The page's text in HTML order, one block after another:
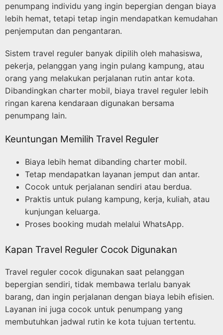
penumpang individu yang ingin bepergian dengan biaya
lebih hemat, tetapi tetap ingin mendapatkan kemudahan
penjemputan dan pengantaran.
Sistem travel reguler banyak dipilih oleh mahasiswa,
pekerja, pelanggan yang ingin pulang kampung, atau
orang yang melakukan perjalanan rutin antar kota.
Dibandingkan charter mobil, biaya travel reguler lebih
ringan karena kendaraan digunakan bersama
penumpang lain.
Keuntungan Memilih Travel Reguler
Biaya lebih hemat dibanding charter mobil.
Tetap mendapatkan layanan jemput dan antar.
Cocok untuk perjalanan sendiri atau berdua.
Praktis untuk pulang kampung, kerja, kuliah, atau
kunjungan keluarga.
Proses booking mudah melalui WhatsApp.
Kapan Travel Reguler Cocok Digunakan
Travel reguler cocok digunakan saat pelanggan
bepergian sendiri, tidak membawa terlalu banyak
barang, dan ingin perjalanan dengan biaya lebih efisien.
Layanan ini juga cocok untuk penumpang yang
membutuhkan jadwal rutin ke kota tujuan tertentu.